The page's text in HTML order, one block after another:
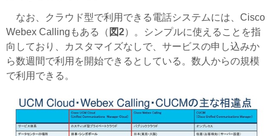
なお、クラウド型で利用できる電話システムには、Cisco
Webex Callingもある（ 図2）。シンプルに使えることを指
向しており、カスタマイズなしで、サービスの申し込みか
ら数週間で利用を開始できるとしている。数人からの規模
で利用できる。